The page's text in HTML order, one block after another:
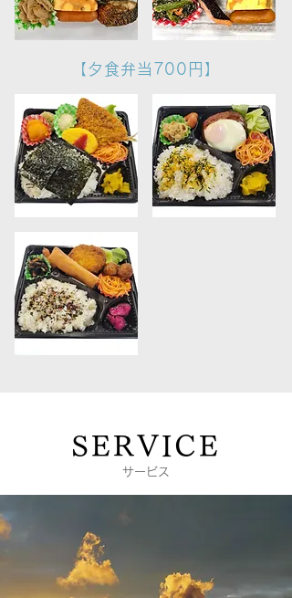
【夕食弁当700円】
SERVICE
サービス